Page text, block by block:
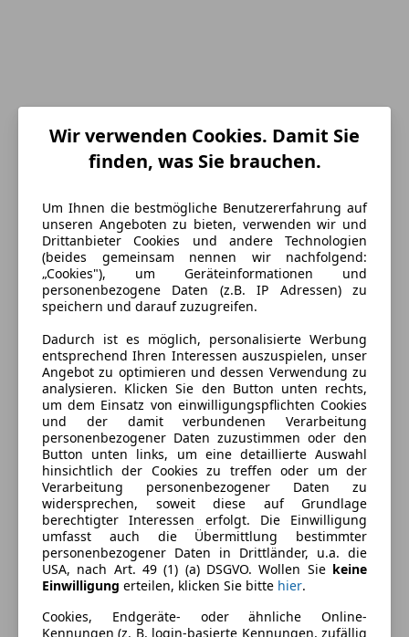
Energieverbrauch
Kraftstoff Benzin
Ausstattung
Komfort
3-Zonen-Klimaautomatik
Armlehne
Beheizbares Lenkrad
Einparkhilfe
Einparkhilfe Rückfahrkamera
Einparkhilfe Sensoren hinten
Einparkhilfe Sensoren vorne
Elektrische Heckklappe
Elektrische Seitenspiegel
Elektrische Sitze
Lederausstattung
Lederlenkrad
Mehr anzeigen
Farbe und Innenausstattung
Außenfarbe
Grau
Farbe laut Hersteller
Daytonagrau
Lackierung
Metallic
Innenausstattung
Vollleder
Wir verwenden Cookies. Damit Sie
finden, was Sie brauchen.
Um Ihnen die bestmögliche Benutzererfahrung auf
unseren Angeboten zu bieten, verwenden wir und
Drittanbieter Cookies und andere Technologien
(beides gemeinsam nennen wir nachfolgend:
„Cookies"), um Geräteinformationen und
personenbezogene Daten (z.B. IP Adressen) zu
speichern und darauf zuzugreifen.
Dadurch ist es möglich, personalisierte Werbung
entsprechend Ihren Interessen auszuspielen, unser
Angebot zu optimieren und dessen Verwendung zu
analysieren. Klicken Sie den Button unten rechts,
um dem Einsatz von einwilligungspflichten Cookies
und der damit verbundenen Verarbeitung
personenbezogener Daten zuzustimmen oder den
Button unten links, um eine detaillierte Auswahl
hinsichtlich der Cookies zu treffen oder um der
Verarbeitung personenbezogener Daten zu
widersprechen, soweit diese auf Grundlage
berechtigter Interessen erfolgt. Die Einwilligung
umfasst auch die Übermittlung bestimmter
personenbezogener Daten in Drittländer, u.a. die
USA, nach Art. 49 (1) (a) DSGVO. Wollen Sie keine
Einwilligung erteilen, klicken Sie bitte hier.
Cookies, Endgeräte- oder ähnliche Online-
Kennungen (z. B. login-basierte Kennungen, zufällig